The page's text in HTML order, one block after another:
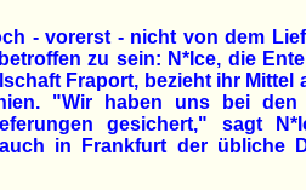
- vorerst - nicht von dem
zu sein: N*Ice, die
Fraport, bezieht ihr Mittel
"Wir haben uns bei den
gesichert," sagt
in Frankfurt der übliche